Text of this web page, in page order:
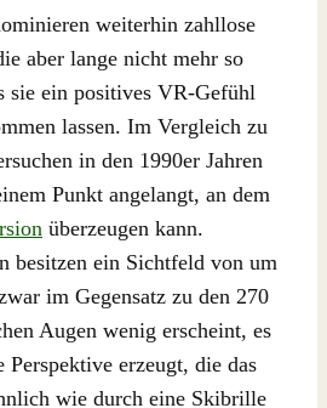
weiterhin zahllose
aber lange nicht mehr so
sie ein positives VR-Gefühl
lassen. Im Vergleich zu
in den 1990er Jahren
Punkt angelangt, an dem
überzeugen kann.
besitzen ein Sichtfeld von um
im Gegensatz zu den 270
Augen wenig erscheint, es
erzeugt, die das
wie durch eine Skibrille